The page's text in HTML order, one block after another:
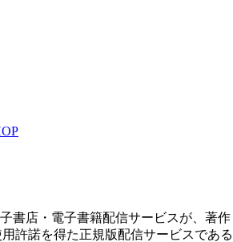
書店・電子書籍配信サービスが、著作
許諾を得た正規版配信サービスである